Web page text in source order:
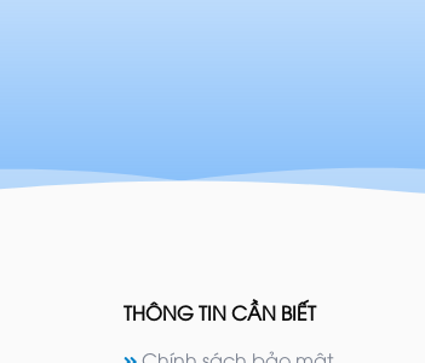
THÔNG TIN CẦN BIẾT